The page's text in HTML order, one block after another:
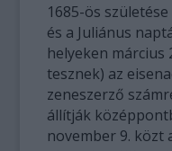
1685-ös
és a Juliánus
helyeken március
tesznek) az
zeneszerző
állítják
november 9. közt